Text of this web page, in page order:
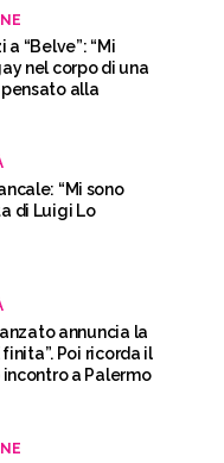
a “Belve”: “Mi
nel corpo di una
pensato alla
“Mi sono
di Luigi Lo
annuncia la
finita”. Poi ricorda il
a Palermo